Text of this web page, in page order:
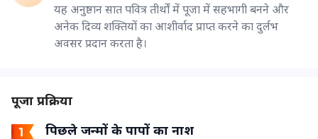
यह अनुष्ठान सात पवित्र तीर्थों में पूजा में सहभागी बनने और
अनेक दिव्य शक्तियों का आशीर्वाद प्राप्त करने का दुर्लभ
अवसर प्रदान करता है।
पूजा प्रक्रिया
पिछले जन्मों के पापों का नाश